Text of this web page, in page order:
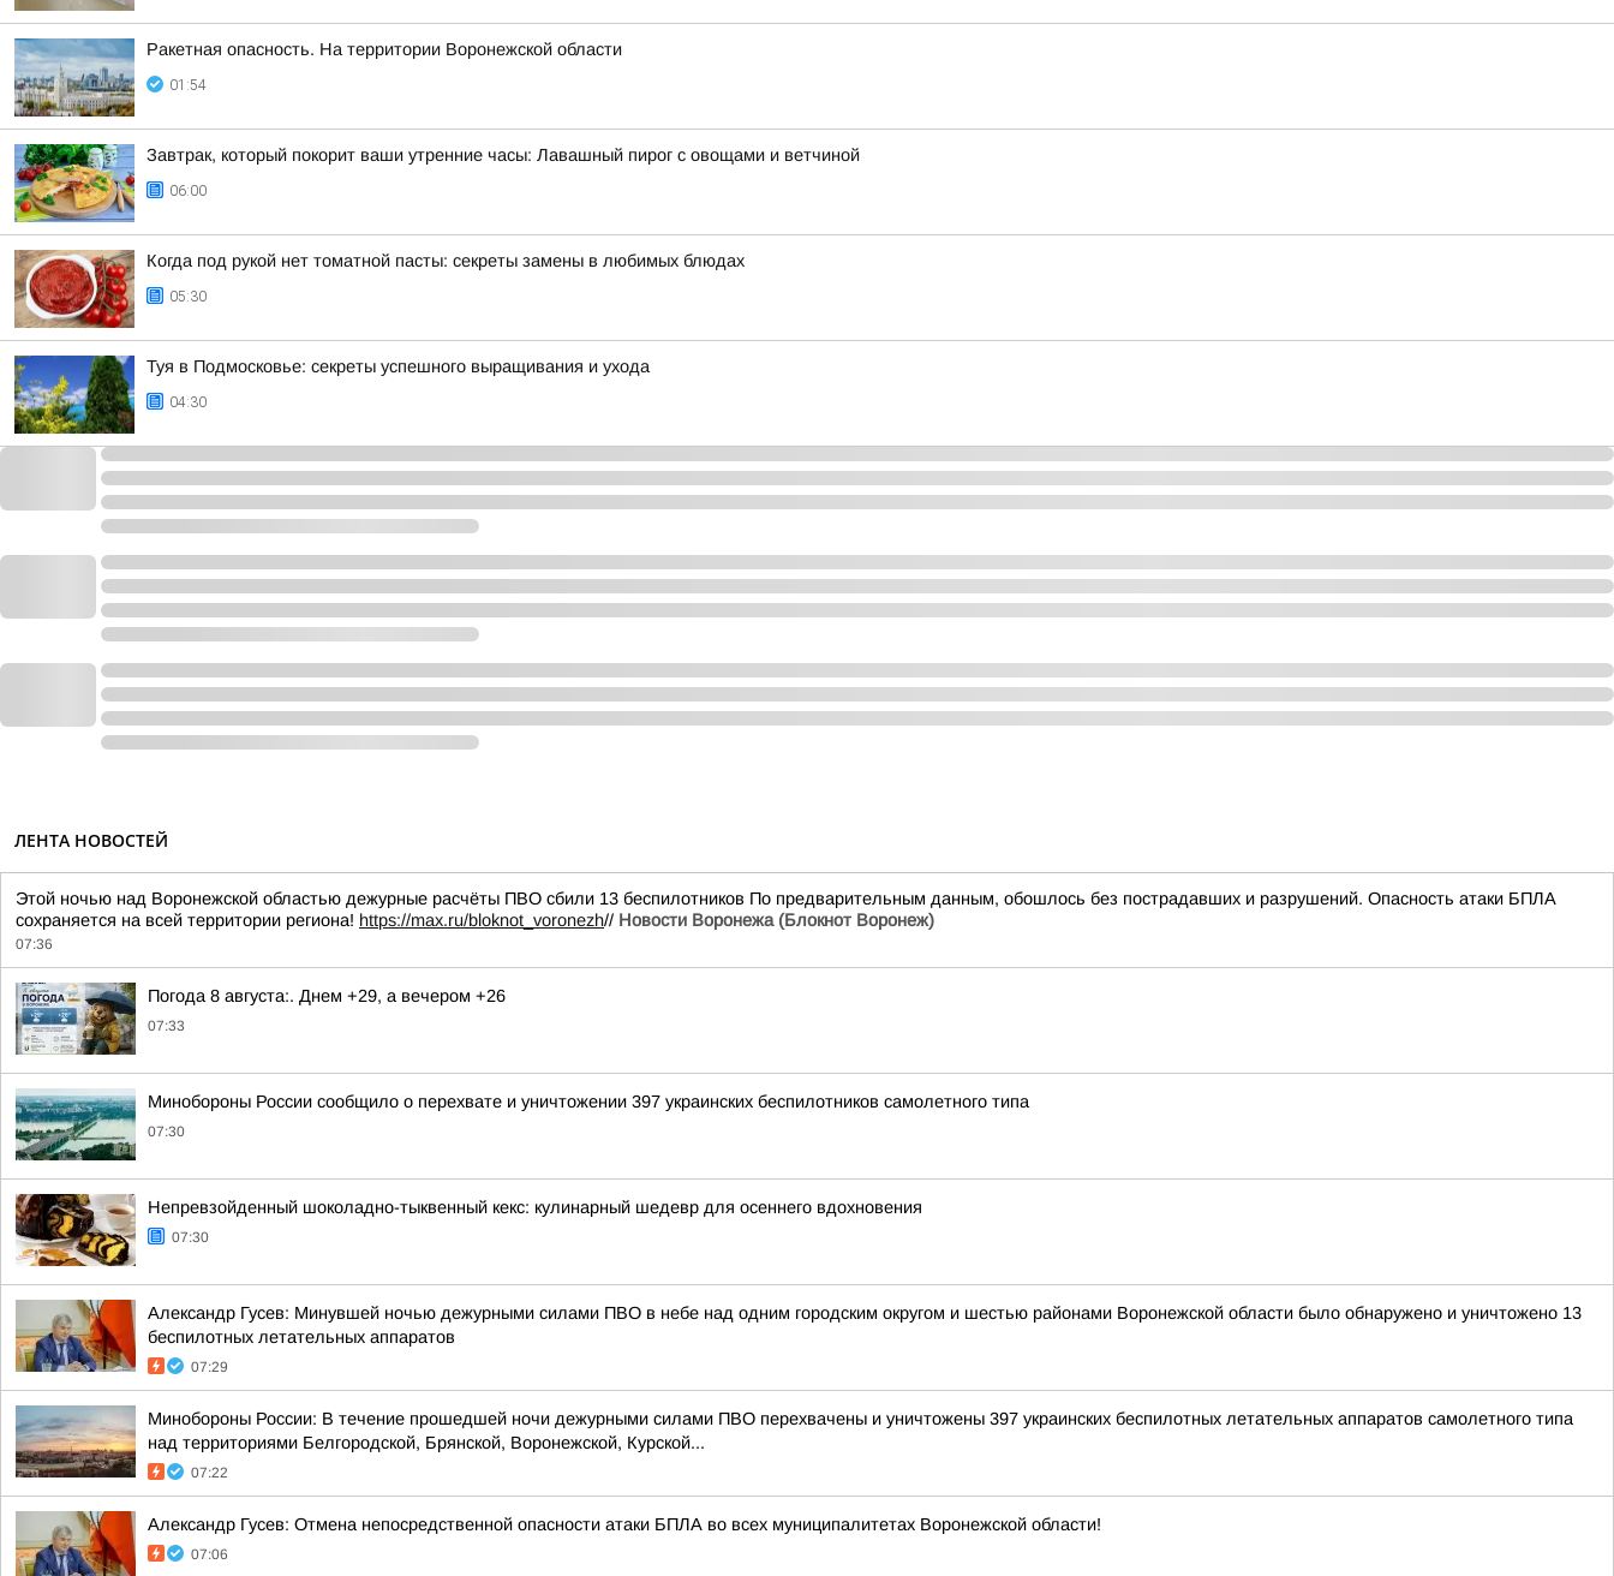
Ракетная опасность. На территории Воронежской области
01:54
Завтрак, который покорит ваши утренние часы: Лавашный пирог с овощами и ветчиной
06:00
Когда под рукой нет томатной пасты: секреты замены в любимых блюдах
05:30
Туя в Подмосковье: секреты успешного выращивания и ухода
04:30
ЛЕНТА НОВОСТЕЙ
Этой ночью над Воронежской областью дежурные расчёты ПВО сбили 13 беспилотников По предварительным данным, обошлось без пострадавших и разрушений. Опасность атаки БПЛА
сохраняется на всей территории региона! https://max.ru/bloknot_voronezh// Новости Воронежа (Блокнот Воронеж)
07:36
Погода 8 августа:. Днем +29, а вечером +26
07:33
Минобороны России сообщило о перехвате и уничтожении 397 украинских беспилотников самолетного типа
07:30
Непревзойденный шоколадно-тыквенный кекс: кулинарный шедевр для осеннего вдохновения
07:30
Александр Гусев: Минувшей ночью дежурными силами ПВО в небе над одним городским округом и шестью районами Воронежской области было обнаружено и уничтожено 13
беспилотных летательных аппаратов
07:29
Минобороны России: В течение прошедшей ночи дежурными силами ПВО перехвачены и уничтожены 397 украинских беспилотных летательных аппаратов самолетного типа
над территориями Белгородской, Брянской, Воронежской, Курской...
07:22
Александр Гусев: Отмена непосредственной опасности атаки БПЛА во всех муниципалитетах Воронежской области!
07:06